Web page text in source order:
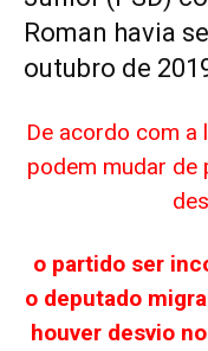
Roman havia
outubro de
De acordo com a
podem mudar de
o partido ser
o deputado
houver desvio